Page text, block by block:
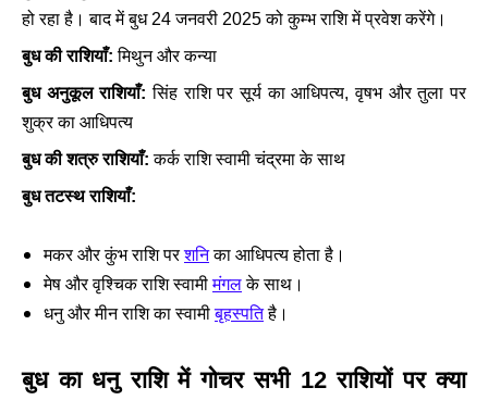
हो रहा है। बाद में बुध 24 जनवरी 2025 को कुम्भ राशि में प्रवेश करेंगे।
बुध की राशियाँ: मिथुन और कन्या
बुध अनुकूल राशियाँ: सिंह राशि पर सूर्य का आधिपत्य, वृषभ और तुला पर
शुक्र का आधिपत्य
बुध की शत्रु राशियाँ: कर्क राशि स्वामी चंद्रमा के साथ
बुध तटस्थ राशियाँ:
मकर और कुंभ राशि पर शनिका आधिपत्य होता है।
मेष और वृश्चिक राशि स्वामी मंगलके साथ।
धनु और मीन राशि का स्वामी बृहस्पतिहै।
बुध का धनु राशि में गोचर सभी 12 राशियों पर क्या